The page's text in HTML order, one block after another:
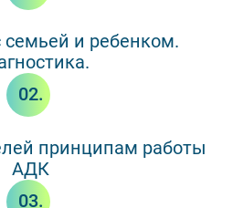
семьей и ребенком.
02.
принципам работы
АДК
03.